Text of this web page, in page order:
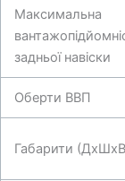
Максимальна
задньої навіски
Оберти ВВП
Габарити